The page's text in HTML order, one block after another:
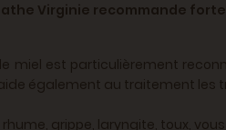
Virginie recommande
miel est particulièrement
également au traitement les
rhume, grippe, laryngite, toux,